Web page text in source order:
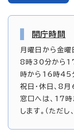
開庁時間
月曜日から金曜
8時30分から17
時から16時45
祝日・休日、8
窓口へは、17
します。（ただ